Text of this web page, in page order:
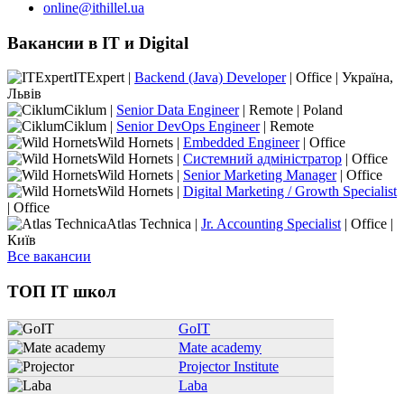
online@ithillel.ua
Вакансии в IT и Digital
ITExpert | Backend (Java) Developer| Office | Україна,
Львів
Ciklum | Senior Data Engineer| Remote | Poland
Ciklum | Senior DevOps Engineer| Remote
Wild Hornets | Embedded Engineer| Office
Wild Hornets | Системний адміністратор | Office
Wild Hornets | Senior Marketing Manager| Office
Wild Hornets | Digital Marketing / Growth Specialist
| Office
Atlas Technica | Jr. Accounting Specialist | Office |
Київ
Все вакансии
ТОП IT школ
GoIT
Mate academy
Projector Institute
Laba